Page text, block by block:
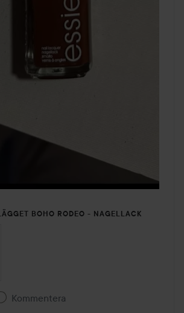
BOHO RODEO - NAGELLACK
Kommentera